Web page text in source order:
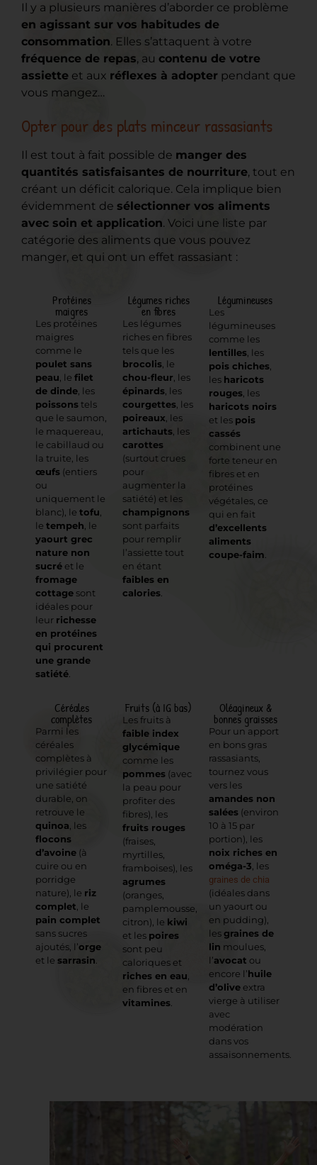
Il y a plusieurs manières d’aborder ce problème
en agissant sur vos habitudes de
consommation. Elles s’attaquent à votre
fréquence de repas, au contenu de votre
assiette et aux réflexes à adopter pendant que
vous mangez…
Opter pour des plats minceur rassasiants
Il est tout à fait possible de manger des
quantités satisfaisantes de nourriture, tout en
créant un déficit calorique. Cela implique bien
évidemment de sélectionner vos aliments
avec soin et application. Voici une liste par
catégorie des aliments que vous pouvez
manger, et qui ont un effet rassasiant :
Protéines
maigres
Les protéines
maigres
comme le
poulet sans
peau, le filet
de dinde, les
poissonstels
que le saumon,
le maquereau,
le cabillaud ou
la truite, les
œufs (entiers
ou
uniquement le
blanc), le tofu,
le tempeh, le
yaourt grec
nature non
sucré et le
fromage
cottage sont
idéales pour
leur richesse
en protéines
qui procurent
une grande
satiété.
Légumes riches
en fibres
Les légumes
riches en fibres
tels que les
brocolis, le
chou-fleur, les
épinards, les
courgettes, les
poireaux, les
artichauts, les
carottes
(surtout crues
pour
augmenter la
satiété) et les
champignons
sont parfaits
pour remplir
l’assiette tout
en étant
faibles en
calories.
Légumineuses
Les
légumineuses
comme les
lentilles, les
pois chiches,
les haricots
rouges, les
haricots noirs
et les pois
cassés
combinent une
forte teneur en
fibres et en
protéines
végétales, ce
qui en fait
d’excellents
aliments
coupe-faim.
Céréales
complètes
Parmi les
céréales
complètes à
privilégier pour
une satiété
durable, on
retrouve le
quinoa, les
flocons
d’avoine (à
cuire ou en
porridge
nature), le riz
complet, le
pain complet
sans sucres
ajoutés, l’orge
et le sarrasin.
Fruits (à IG bas)
Les fruits à
faible index
glycémique
comme les
pommes(avec
la peau pour
profiter des
fibres), les
fruits rouges
(fraises,
myrtilles,
framboises), les
agrumes
(oranges,
pamplemousse,
citron), le kiwi
et les poires
sont peu
caloriques et
riches en eau,
en fibres et en
vitamines.
Oléagineux &
bonnes graisses
Pour un apport
en bons gras
rassasiants,
tournez vous
vers les
amandes non
salées (environ
10 à 15 par
portion), les
noix riches en
oméga-3, les
graines de chia
(idéales dans
un yaourt ou
en pudding),
lesgraines de
lin moulues,
l’avocat ou
encore l’huile
d’olive extra
vierge à utiliser
avec
modération
dans vos
assaisonnements.